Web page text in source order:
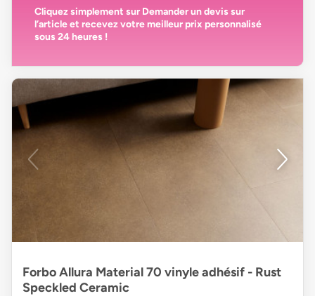
Cliquez simplement sur Demander un devissur
l’article et recevez votremeilleur prix personnalisé
sous 24 heures !
Forbo Allura Material 70 vinyle adhésif - Rust
Speckled Ceramic